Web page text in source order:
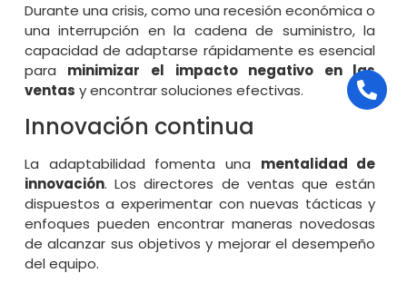
Durante una crisis, como una recesión económica o
una interrupción en la cadena de suministro, la
capacidad de adaptarse rápidamente es esencial
para minimizar el impacto negativo en las
ventas y encontrar soluciones efectivas.
Innovación continua
La adaptabilidad fomenta una mentalidad de
innovación. Los directores de ventas que están
dispuestos a experimentar con nuevas tácticas y
enfoques pueden encontrar maneras novedosas
de alcanzar sus objetivos y mejorar el desempeño
del equipo.